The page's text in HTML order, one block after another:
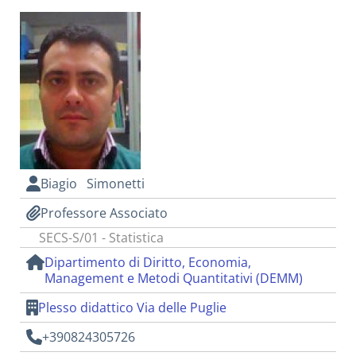
Biagio Simonetti
Professore Associato
SECS-S/01 - Statistica
Dipartimento di Diritto, Economia,
Management e Metodi Quantitativi (DEMM)
Plesso didattico Via delle Puglie
+390824305726